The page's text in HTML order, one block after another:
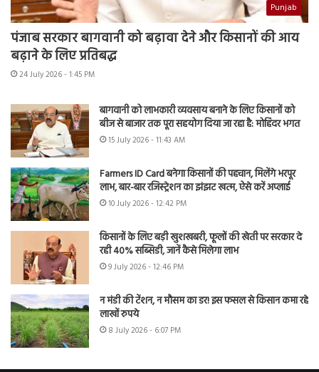
Punjab
पंजाब सरकार बागवानी को बढ़ावा देने और किसानों की आय
बढ़ाने के लिए प्रतिबद्ध
24 July 2026 - 1:45 PM
बागवानी को लाभकारी व्यवसाय बनाने के लिए किसानों को
बीज से बाजार तक पूरा सहयोग दिया जा रहा है: मोहिंदर भगत
15 July 2026 - 11:43 AM
Farmers ID Card बनेगा किसानों की पहचान, मिलेंगे भरपूर
लाभ, बार-बार रजिस्ट्रेशन का झंझट खत्म, ऐसे करें अप्लाई
10 July 2026 - 12:42 PM
किसानों के लिए बड़ी खुशखबरी, फूलों की खेती पर सरकार दे
रही 40% सब्सिडी, जानें कैसे मिलेगा लाभ
9 July 2026 - 12:46 PM
न मंडी की टेंशन, न मौसम का डर! इस फसल से किसान कमा रहे
लाखों रुपये
8 July 2026 - 6:07 PM